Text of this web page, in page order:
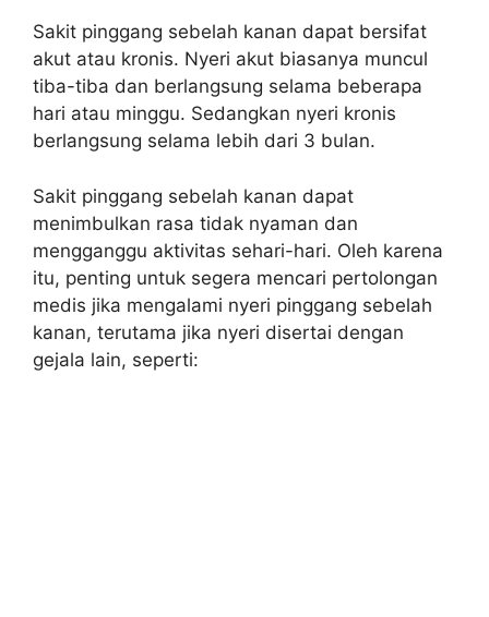
Sakit pinggang sebelah kanan dapat bersifat
akut atau kronis. Nyeri akut biasanya muncul
tiba-tiba dan berlangsung selama beberapa
hari atau minggu. Sedangkan nyeri kronis
berlangsung selama lebih dari 3 bulan.
Sakit pinggang sebelah kanan dapat
menimbulkan rasa tidak nyaman dan
mengganggu aktivitas sehari-hari. Oleh karena
itu, penting untuk segera mencari pertolongan
medis jika mengalami nyeri pinggang sebelah
kanan, terutama jika nyeri disertai dengan
gejala lain, seperti: